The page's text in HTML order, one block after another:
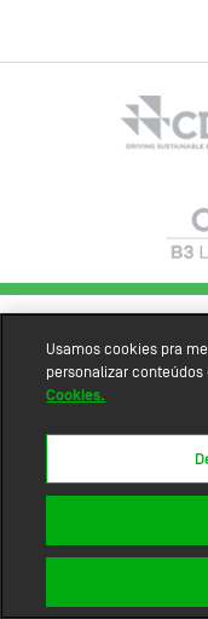
Usamos cookies pra
personalizar
Cookies.